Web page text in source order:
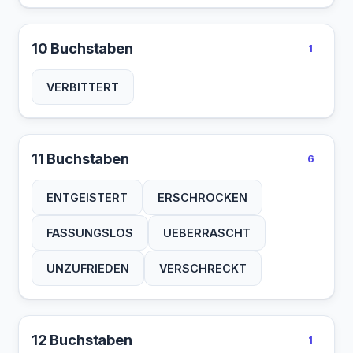
10 Buchstaben 1
VERBITTERT
11 Buchstaben 6
ENTGEISTERT ERSCHROCKEN
FASSUNGSLOS UEBERRASCHT
UNZUFRIEDEN VERSCHRECKT
12 Buchstaben 1